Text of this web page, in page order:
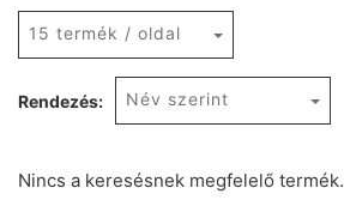
15 termék / oldal
Rendezés: Név szerint
Nincs a keresésnek megfelelő termék.